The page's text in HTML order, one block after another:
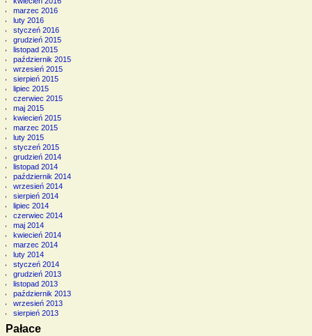
marzec 2016
luty 2016
styczeń 2016
grudzień 2015
listopad 2015
październik 2015
wrzesień 2015
sierpień 2015
lipiec 2015
czerwiec 2015
maj 2015
kwiecień 2015
marzec 2015
luty 2015
styczeń 2015
grudzień 2014
listopad 2014
październik 2014
wrzesień 2014
sierpień 2014
lipiec 2014
czerwiec 2014
maj 2014
kwiecień 2014
marzec 2014
luty 2014
styczeń 2014
grudzień 2013
listopad 2013
październik 2013
wrzesień 2013
sierpień 2013
Pałace